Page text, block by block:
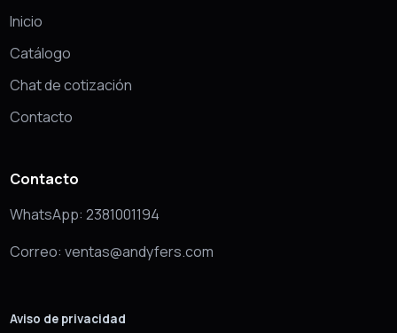
Inicio
Catálogo
Chat de cotización
Contacto
Contacto
WhatsApp: 2381001194
Correo: ventas@andyfers.com
Aviso de privacidad